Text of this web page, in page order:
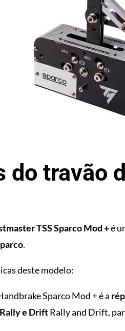
do travão
TSS Sparco Mod +é
.
deste modelo:
Sparco Mod + é a
e DriftRally and Drift,